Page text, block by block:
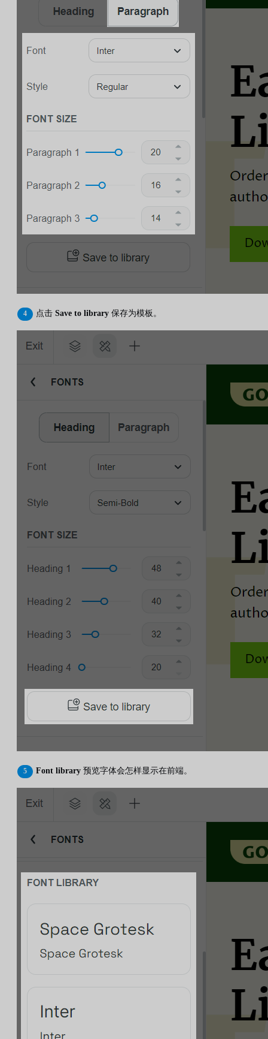
点击 Save to library 保存为模板。
Font library 预览字体会怎样显示在前端。